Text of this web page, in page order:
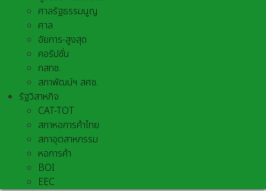
ศาลรัฐธรรมนูญ
ศาล
อัยการ-สูงสุด
คอรัปชั่น
กสทช.
สภาพัฒน์ฯ สศช.
รัฐวิสาหกิจ
CAT-TOT
สภาหอการค้าไทย
สภาอุตสาหกรรม
หอการค้า
BOI
EEC